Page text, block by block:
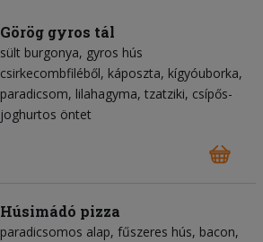
Görög gyros tál
sült burgonya gyros hús
csirkecombfiléből káposzta kígyóuborka
paradicsom lilahagyma tzatziki csípős-
joghurtos öntet
Húsimádó pizza
paradicsomos alap fűszeres hús bacon